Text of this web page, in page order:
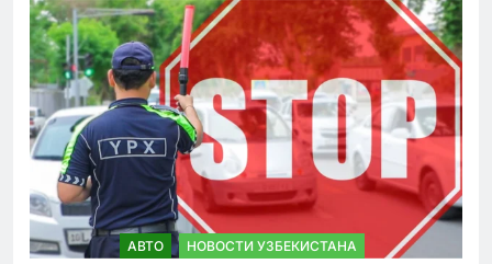
АВТО НОВОСТИ УЗБЕКИСТАНА